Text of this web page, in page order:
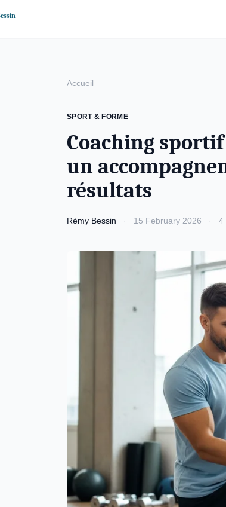
Accueil
SPORT & FORME
Coaching
un
résultats
Rémy Bessin · 15 February 2026 · 4